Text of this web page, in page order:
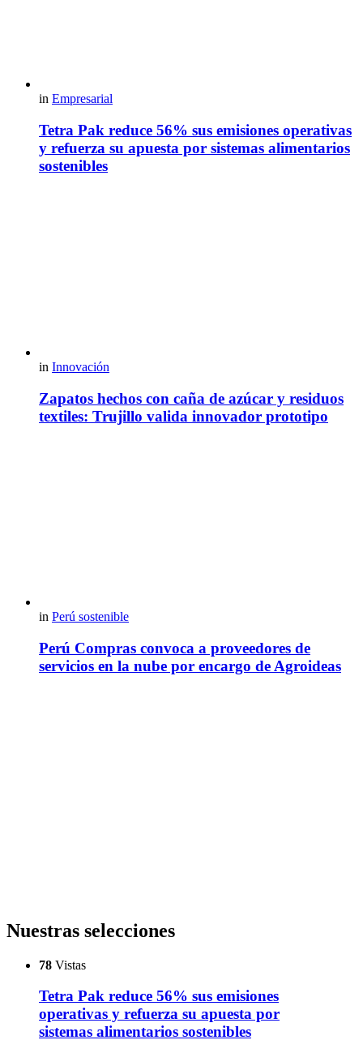
in Empresarial
Tetra Pak reduce 56% sus emisiones operativas
y refuerza su apuesta por sistemas alimentarios
sostenibles
in Innovación
Zapatos hechos con caña de azúcar y residuos
textiles: Trujillo valida innovador prototipo
in Perú sostenible
Perú Compras convoca a proveedores de
servicios en la nube por encargo de Agroideas
Nuestras selecciones
78 Vistas
Tetra Pak reduce 56% sus emisiones
operativas y refuerza su apuesta por
sistemas alimentarios sostenibles